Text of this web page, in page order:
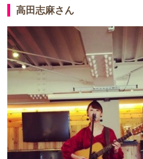
高田志麻さん